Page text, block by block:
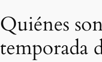
Quiénes
temporada